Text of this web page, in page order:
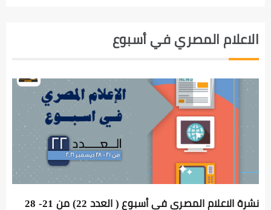
الاعلام المصري في أسبوع
نشرة الاعلام المصري في أسبوع ( العدد 22) من 21- 28